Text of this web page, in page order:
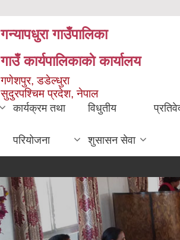
गन्यापधुरा गाउँपालिका
गाउँ कार्यपालिकाकाे कार्यालय
गणेशपुर, डडेल्धुरा
सुदुरपश्चिम प्रदेश, नेपाल
कार्यक्रम तथा
परियोजना
विधुतीय
शुसासन सेवा